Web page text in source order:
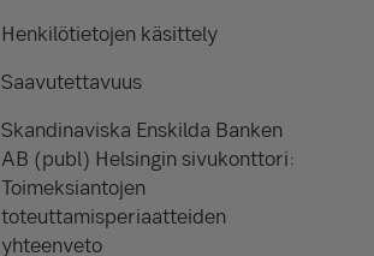
Henkilötietojen käsittely
Saavutettavuus
Skandinaviska Enskilda Banken
AB (publ) Helsingin sivukonttori:
Toimeksiantojen
toteuttamisperiaatteiden
yhteenveto